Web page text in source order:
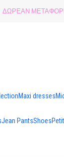
Maxi dresses
Jean PantsShoes
ΔΩΡΕΑΝ